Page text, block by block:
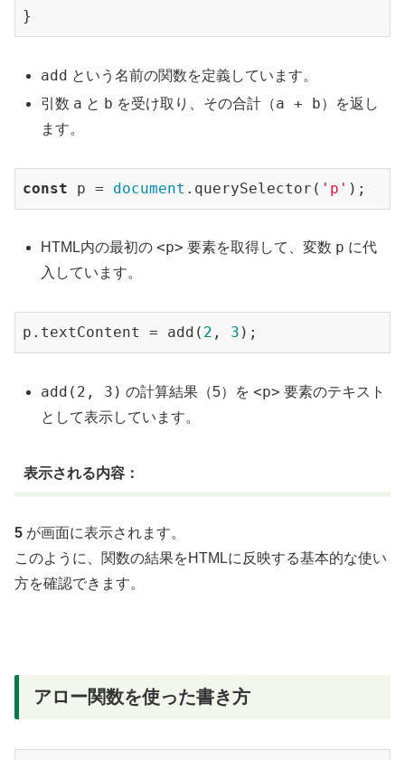
}
add という名前の関数を定義しています。
引数 a と b を受け取り、その合計（a + b）を返し
ます。
const p = document .querySelector( 'p' );
HTML内の最初の<p> 要素を取得して、変数 p に代
入しています。
p.textContent = add( 2 , 3 );
add(2, 3) の計算結果（5）を<p> 要素のテキスト
として表示しています。
表示される内容：
5 が画面に表示されます。
このように、関数の結果をHTMLに反映する基本的な使い
方を確認できます。
アロー関数を使った書き方